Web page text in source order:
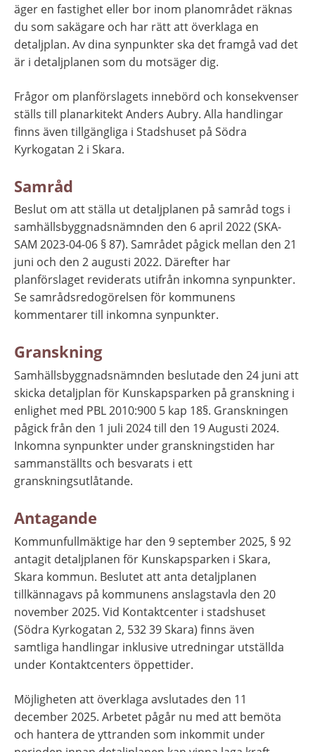
äger en fastighet eller bor inom planområdet räknas
du som sakägare och har rätt att överklaga en
detaljplan. Av dina synpunkter ska det framgå vad det
är i detaljplanen som du motsäger dig.
Frågor om planförslagets innebörd och konsekvenser
ställs till planarkitekt Anders Aubry. Alla handlingar
finns även tillgängliga i Stadshuset på Södra
Kyrkogatan 2 i Skara.
Samråd
Beslut om att ställa ut detaljplanen på samråd togs i
samhällsbyggnadsnämnden den 6 april 2022 (SKA-
SAM 2023-04-06 § 87). Samrådet pågick mellan den 21
juni och den 2 augusti 2022. Därefter har
planförslaget reviderats utifrån inkomna synpunkter.
Se samrådsredogörelsen för kommunens
kommentarer till inkomna synpunkter.
Granskning
Samhällsbyggnadsnämnden beslutade den 24 juni att
skicka detaljplan för Kunskapsparken på granskning i
enlighet med PBL 2010:900 5 kap 18§. Granskningen
pågick från den 1 juli 2024 till den 19 Augusti 2024.
Inkomna synpunkter under granskningstiden har
sammanställts och besvarats i ett
granskningsutlåtande.
Antagande
Kommunfullmäktige har den 9 september 2025, § 92
antagit detaljplanen för Kunskapsparken i Skara,
Skara kommun. Beslutet att anta detaljplanen
tillkännagavs på kommunens anslagstavla den 20
november 2025. Vid Kontaktcenter i stadshuset
(Södra Kyrkogatan 2, 532 39 Skara) finns även
samtliga handlingar inklusive utredningar utställda
under Kontaktcenters öppettider.
Möjligheten att överklaga avslutades den 11
december 2025. Arbetet pågår nu med att bemöta
och hantera de yttranden som inkommit under